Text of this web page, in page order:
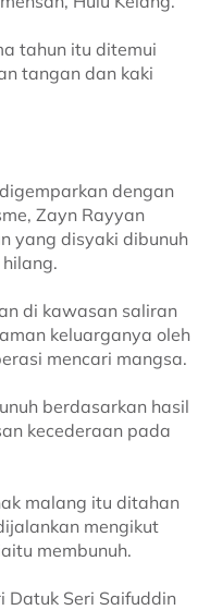
tahun itu ditemui
tangan dan kaki
dengan
Zayn Rayyan
yang disyaki dibunuh
di kawasan saliran
keluarganya oleh
mencari mangsa.
berdasarkan hasil
kecederaan pada
malang itu ditahan
mengikut
membunuh.
Datuk Seri Saifuddin